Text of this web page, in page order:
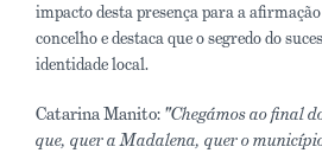
impacto desta presença para a
concelho e destaca que o segredo do
identidade local.
Catarina Manito: "Chegámos ao final
que, quer a Madalena, quer o